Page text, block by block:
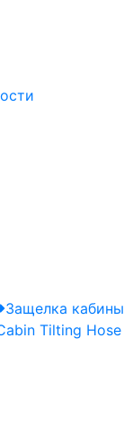
Защелка кабины
Tilting Hose